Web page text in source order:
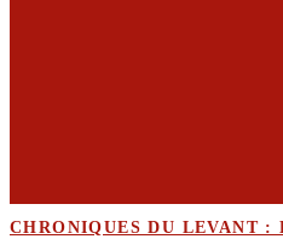
CHRONIQUES DU LEVANT